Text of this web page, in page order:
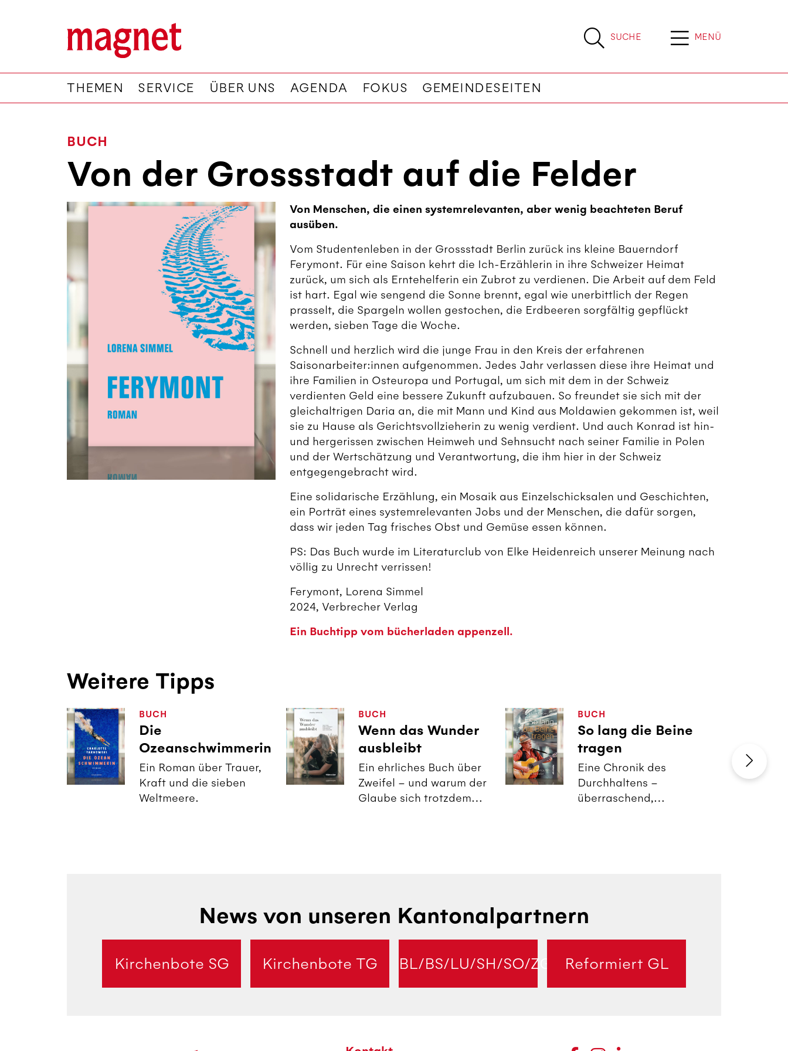
SUCHE MENÜ
THEMEN SERVICE ÜBER UNS AGENDA FOKUS GEMEINDESEITEN
BUCH
Von der Grossstadt auf die Felder
Von Menschen, die einen systemrelevanten, aber wenig beachteten Beruf
ausüben.
Vom Studentenleben in der Grossstadt Berlin zurück ins kleine Bauerndorf
Ferymont. Für eine Saison kehrt die Ich-Erzählerin in ihre Schweizer Heimat
zurück, um sich als Erntehelferin ein Zubrot zu verdienen. Die Arbeit auf dem Feld
ist hart. Egal wie sengend die Sonne brennt, egal wie unerbittlich der Regen
prasselt, die Spargeln wollen gestochen, die Erdbeeren sorgfältig gepflückt
werden, sieben Tage die Woche.
Schnell und herzlich wird die junge Frau in den Kreis der erfahrenen
Saisonarbeiter:innen aufgenommen. Jedes Jahr verlassen diese ihre Heimat und
ihre Familien in Osteuropa und Portugal, um sich mit dem in der Schweiz
verdienten Geld eine bessere Zukunft aufzubauen. So freundet sie sich mit der
gleichaltrigen Daria an, die mit Mann und Kind aus Moldawien gekommen ist, weil
sie zu Hause als Gerichtsvollzieherin zu wenig verdient. Und auch Konrad ist hin-
und hergerissen zwischen Heimweh und Sehnsucht nach seiner Familie in Polen
und der Wertschätzung und Verantwortung, die ihm hier in der Schweiz
entgegengebracht wird.
Eine solidarische Erzählung, ein Mosaik aus Einzelschicksalen und Geschichten,
ein Porträt eines systemrelevanten Jobs und der Menschen, die dafür sorgen,
dass wir jeden Tag frisches Obst und Gemüse essen können.
PS: Das Buch wurde im Literaturclub von Elke Heidenreich unserer Meinung nach
völlig zu Unrecht verrissen!
Ferymont, Lorena Simmel
2024, Verbrecher Verlag
Ein Buchtipp vom bücherladen appenzell.
Weitere Tipps
BUCH
Die
Ozeanschwimmerin
Ein Roman über Trauer,
Kraft und die sieben
Weltmeere.
BUCH
Wenn das Wunder
ausbleibt
Ein ehrliches Buch über
Zweifel – und warum der
Glaube sich trotzdem
BUCH
So lang die Beine
tragen
Eine Chronik des
Durchhaltens –
überraschend,
News von unseren Kantonalpartnern
Kirchenbote SG Kirchenbote TG BL/BS/LU/SH/SO/ZG Reformiert GL